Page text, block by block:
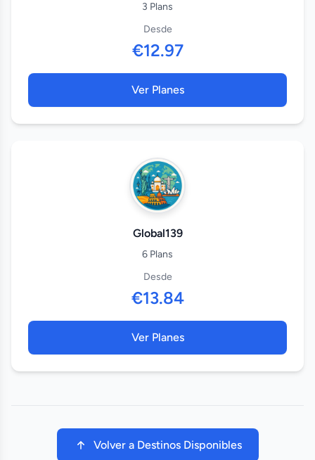
3 Plans
Desde
€12.97
Ver Planes
Global139
6 Plans
Desde
€13.84
Ver Planes
Volver a Destinos Disponibles